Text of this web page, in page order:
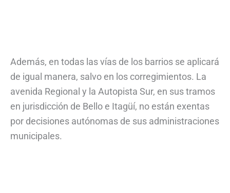
Además, en todas las vías de los barrios se aplicará
de igual manera, salvo en los corregimientos. La
avenida Regional y la Autopista Sur, en sus tramos
en jurisdicción de Bello e Itagüí, no están exentas
por decisiones autónomas de sus administraciones
municipales.